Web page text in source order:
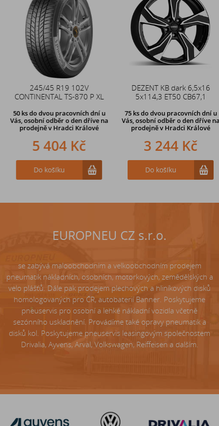
245/45 R19 102V
CONTINENTAL TS-870 P XL
50 ksdo dvou pracovních dní u
Vás, osobní odběr o den dřívena
prodejně v Hradci Králové
5 404 Kč
Do košíku
DEZENT KB dark 6,5x16
5x114,3 ET50 CB67,1
75 ksdo dvou pracovních dní u
Vás, osobní odběr o den dřívena
prodejně v Hradci Králové
3 244 Kč
Do košíku
Duše 12x4 (4.00-4) kovový
zahnutý ventil TR87
242 Kč
Do košíku
EUROPNEU CZ s.r.o.
se zabývá maloobchodním a velkoobchodním prodejem
pneumatik nákladních, osobních, motorkových, zemědělských a
velo plášťů. Dále pak prodejem plechových a hliníkových disků
homologovaných pro ČR, autobaterií Banner. Poskytujeme
pneuservis pro osobní a lehké nákladní vozidla včetně
sezónního uskladnění. Provádíme také opravy pneumatik a
disků kol. Poskytujeme pneuservis leasingovým společnostem
Drivalia, Ayvens, Arval, Volkswagen, Reiffeisen a dalším.